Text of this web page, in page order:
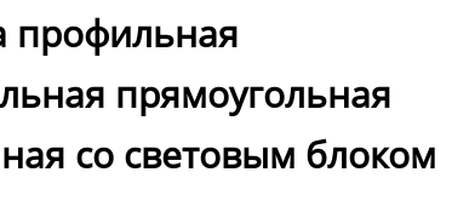
профильная
прямоугольная
со световым блоком